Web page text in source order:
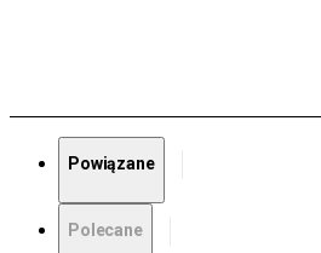
Powiązane
Polecane